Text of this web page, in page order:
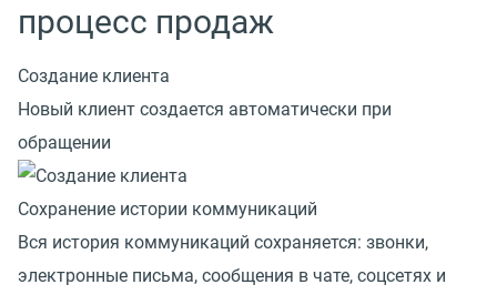
процесс продаж
Создание клиента
Новый клиент создается автоматически при
обращении
Сохранение истории коммуникаций
Вся история коммуникаций сохраняется: звонки,
электронные письма, сообщения в чате, соцсетях и